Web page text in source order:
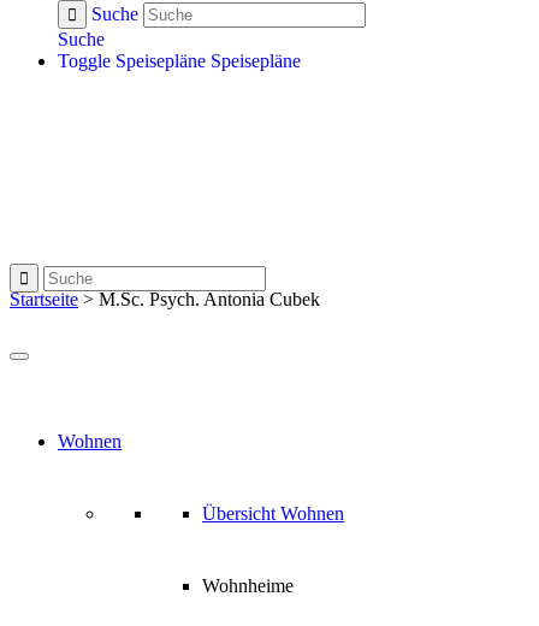
Suche
Suche
Toggle Speisepläne Speisepläne
Wohnen
Übersicht Wohnen
Wohnheime
Startseite > M.Sc. Psych. Antonia Cubek